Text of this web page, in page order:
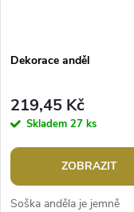
Dekorace anděl
219,45 Kč
Skladem 27 ks
ZOBRAZIT
Soška anděla je jemně